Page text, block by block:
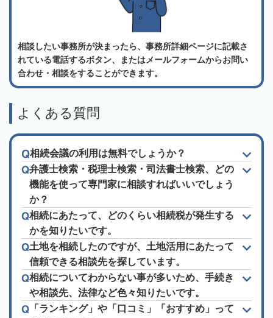
相談したい事務所が決まったら、事務所詳細ページに記載さ
れている電話するボタン、またはメールフォームからお問い
合わせ・相談をすることができます。
よくある質問
相続会議の利用は無料でしょうか？
弁護士検索・税理士検索・司法書士検索、どの
機能を使って専門家に相談すればいいでしょう
か？
相続にあたって、どのくらい相続税が発生する
かを知りたいです。
土地を相続したのですが、土地活用にあたって
信頼できる相談先を探しています。
相続についてわからない事が多いため、手続き
や相談先、法律など色々知りたいです。
「ランキング」や「口コミ」「おすすめ」って